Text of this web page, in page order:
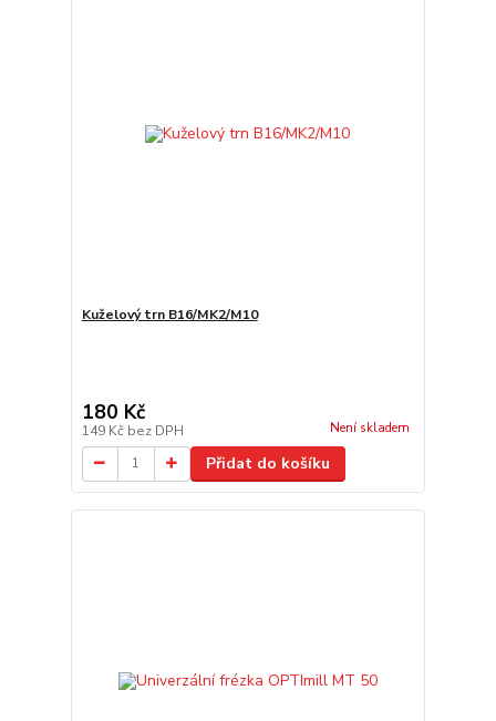
Kuželový trn B16/MK2/M10
180 Kč
149 Kč bez DPH Není skladem
Přidat do košíku